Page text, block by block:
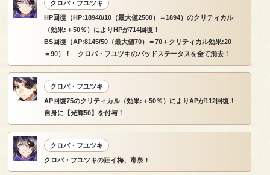
クロバ・フユツキ
HP回復（HP:18940/10（最大値2500）＝1894）のクリティカル
（効果:＋50％）によりHPが714回復！
BS回復（AP:8145/50（最大値70）＝70＋クリティカル効果:20
＝90）！ クロバ・フユツキのバッドステータスを全て消去！
クロバ・フユツキ
AP回復75のクリティカル（効果:＋50％）によりAPが112回復！
自身に【光輝50】を付与！
クロバ・フユツキ
クロバ・フユツキの狂イ梅、毒泉！